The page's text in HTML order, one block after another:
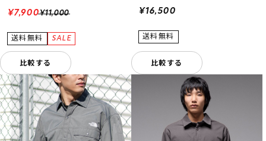
¥11,000
¥7,900
比較する
¥16,500
比較する